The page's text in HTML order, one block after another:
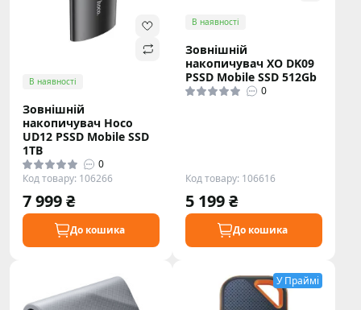
В наявності
Зовнішній
накопичувач Hoco
UD12 PSSD Mobile SSD
1TB
0
Код товару: 106266
7 999 ₴
До кошика
В наявності
Зовнішній
накопичувач XO DK09
PSSD Mobile SSD 512Gb
0
Код товару: 106616
5 199 ₴
До кошика
У Праймі